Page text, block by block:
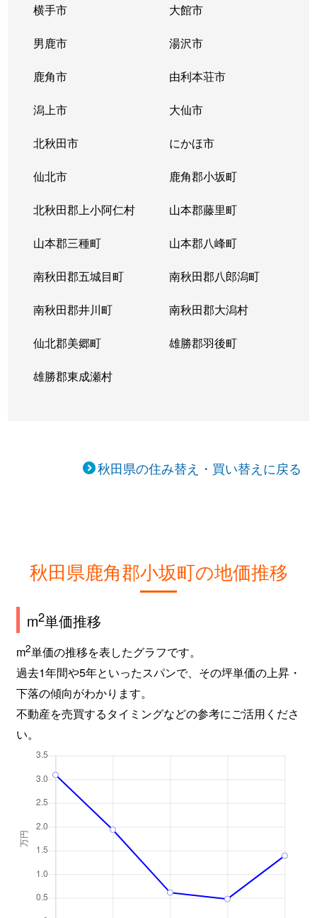
横手市 大館市
男鹿市 湯沢市
鹿角市 由利本荘市
潟上市 大仙市
北秋田市 にかほ市
仙北市 鹿角郡小坂町
北秋田郡上小阿仁村 山本郡藤里町
山本郡三種町 山本郡八峰町
南秋田郡五城目町 南秋田郡八郎潟町
南秋田郡井川町 南秋田郡大潟村
仙北郡美郷町 雄勝郡羽後町
雄勝郡東成瀬村
秋田県の住み替え・買い替えに戻る
秋田県鹿角郡小坂町の地価推移
m2単価推移
m2単価の推移を表したグラフです。
過去1年間や5年といったスパンで、その坪単価の上昇・
下落の傾向がわかります。
不動産を売買するタイミングなどの参考にご活用くださ
い。